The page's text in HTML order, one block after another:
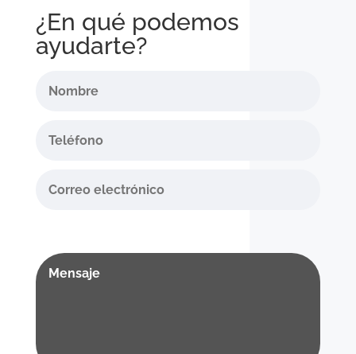
¿En qué podemos
ayudarte?